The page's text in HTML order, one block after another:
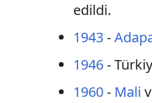
edildi.
1943-
1946-
1960- Mali